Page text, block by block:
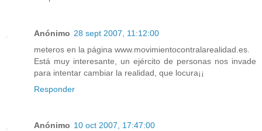
Anónimo 28 sept 2007, 11:12:00
meteros en la página www.movimientocontralarealidad.es.
Está muy interesante, un ejército de personas nos invade
para intentar cambiar la realidad, que locura¡¡
Responder
Anónimo 10 oct 2007, 17:47:00